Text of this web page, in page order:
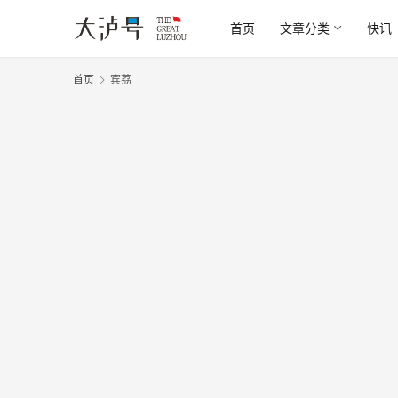
首页 文章分类 快讯
首页 宾荔